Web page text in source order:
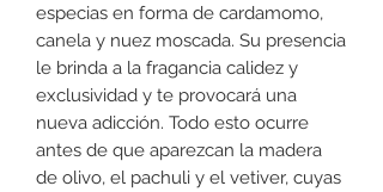
especias en forma de cardamomo,
canela y nuez moscada. Su presencia
le brinda a la fragancia calidez y
exclusividad y te provocará una
nueva adicción. Todo esto ocurre
antes de que aparezcan la madera
de olivo, el pachuli y el vetiver, cuyas